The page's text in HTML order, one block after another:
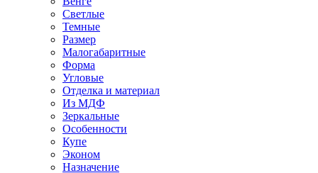
Светлые
Темные
Размер
Малогабаритные
Форма
Угловые
Отделка и материал
Из МДФ
Зеркальные
Особенности
Купе
Эконом
Назначение